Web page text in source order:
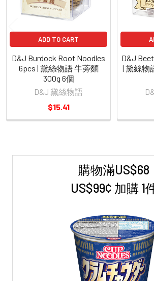
購物滿US$68
US$99¢ 加購 1
ADD TO CART
D&J Burdock Root Noodles
6pcs | 黛絲物語 牛蒡麵
300g 6個
D&J 黛絲物語
$15.41
D&J
| 黛絲物